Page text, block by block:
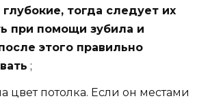
глубокие, тогда следует их
при помощи зубила и
этого правильно
;
цвет потолка. Если он местами